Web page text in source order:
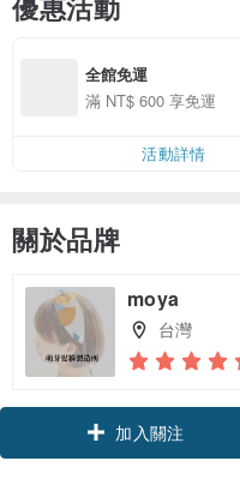
全館免運
滿 NT$ 600 享免運
活動詳情
關於品牌
moya
台灣
加入關注